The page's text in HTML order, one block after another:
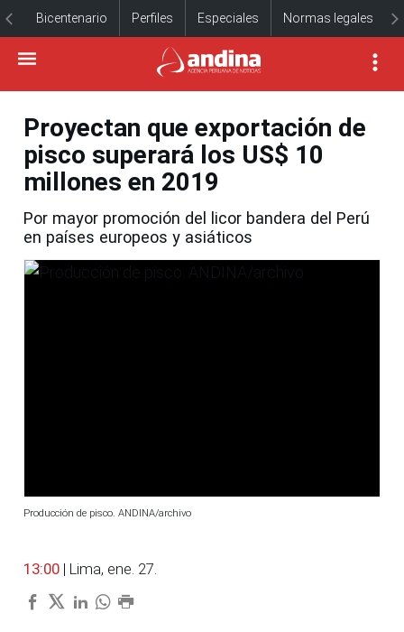
Bicentenario Perfiles Especiales Normas legales
Proyectan que exportación de
pisco superará los US$ 10
millones en 2019
Por mayor promoción del licor bandera del Perú
en países europeos y asiáticos
Producción de pisco. ANDINA/archivo
13:00 | Lima, ene. 27.